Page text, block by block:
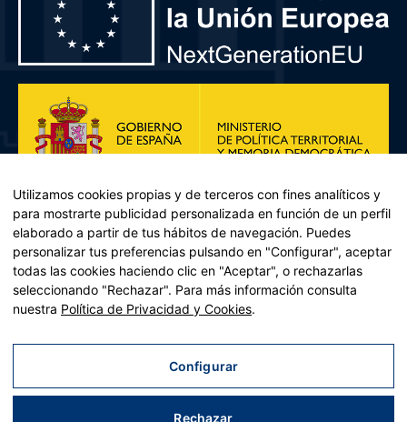
Plan de Recuperación, Transformación y Resiliencia – Financiado por
Recuperación y resiliencia, establecido por el Reglamento (UE)
2021/241 del Parlamento Europeo y del Consejo, de 12 de febrero
Utilizamos cookies propias y de terceros con fines analíticos y
para mostrarte publicidad personalizada en función de un perfil
elaborado a partir de tus hábitos de navegación. Puedes
personalizar tus preferencias pulsando en "Configurar", aceptar
todas las cookies haciendo clic en "Aceptar", o rechazarlas
seleccionando "Rechazar". Para más información consulta
nuestra Política de Privacidad y Cookies.
Configurar
Rechazar